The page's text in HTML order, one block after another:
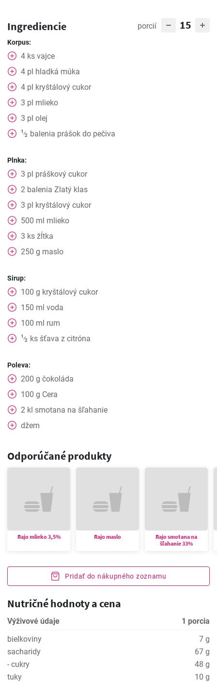
Ingrediencie porcií 15
Korpus:
4 ks vajce
4 pl hladká múka
4 pl kryštálový cukor
3 pl mlieko
3 pl olej
1⁄2 balenia prášok do pečiva
Plnka:
3 pl práškový cukor
2 balenia Zlatý klas
3 pl kryštálový cukor
500 ml mlieko
3 ks žĺtka
250 g maslo
Sirup:
100 g kryštálový cukor
150 ml voda
100 ml rum
1⁄2 ks šťava z citróna
Poleva:
200 g čokoláda
100 g Cera
2 kl smotana na šľahanie
džem
Odporúčané produkty
Rajo mlieko 3,5% Rajo maslo
Rajo smotana na
šľahanie 33%
Pridať do nákupného zoznamu
Nutričné hodnoty a cena
Výživové údaje
1 porcia
bielkoviny
7 g
sacharidy
67 g
- cukry
48 g
tuky
10 g